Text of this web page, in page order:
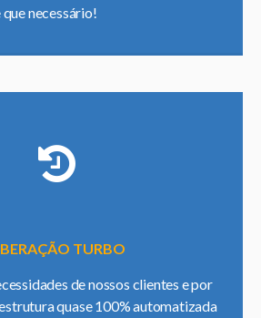
necessário!
TURBO
de nossos clientes e por
quase 100% automatizada